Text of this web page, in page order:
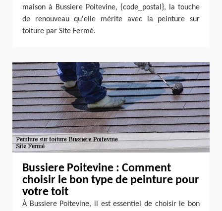
maison à Bussiere Poitevine, {code_postal}, la touche
de renouveau qu'elle mérite avec la peinture sur
toiture par Site Fermé.
Bussiere Poitevine : Comment
choisir le bon type de peinture pour
votre toit
À Bussiere Poitevine, il est essentiel de choisir le bon